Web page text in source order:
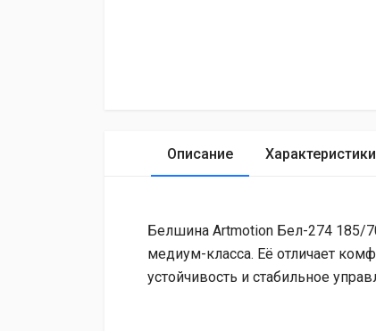
Описание Характеристики
Белшина Artmotion Бел-274 185/
медиум-класса. Её отличает
устойчивость и стабильное